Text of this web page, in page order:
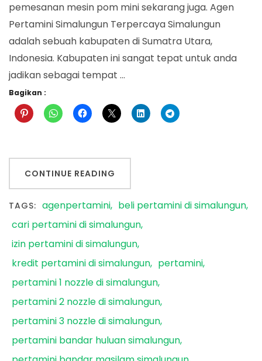
pemesanan mesin pom mini sekarang juga. Agen
Pertamini Simalungun Terpercaya Simalungun
adalah sebuah kabupaten di Sumatra Utara,
Indonesia. Kabupaten ini sangat tepat untuk anda
jadikan sebagai tempat …
Bagikan :
CONTINUE READING
TAGS: agenpertamini
beli pertamini di simalungun
cari pertamini di simalungun
izin pertamini di simalungun
kredit pertamini di simalungun
pertamini
pertamini 1 nozzle di simalungun
pertamini 2 nozzle di simalungun
pertamini 3 nozzle di simalungun
pertamini bandar huluan simalungun